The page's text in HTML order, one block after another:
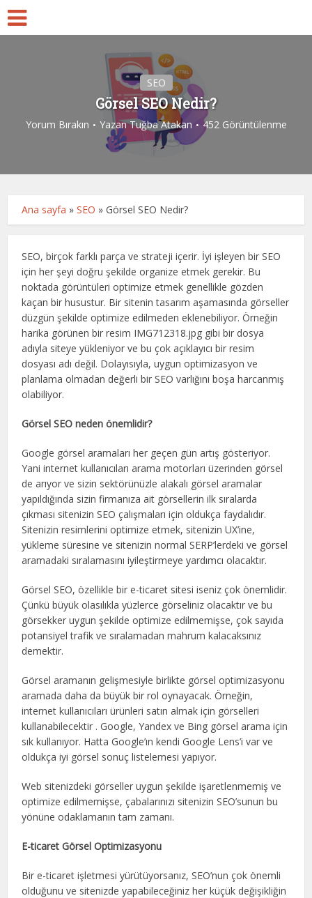
SEO
Görsel SEO Nedir?
Yorum Bırakın YazanTuğba Atakan 452 Görüntülenme
Ana sayfa »SEO »Görsel SEO Nedir?
SEO, birçok farklı parça ve strateji içerir. İyi işleyen bir SEO
için her şeyi doğru şekilde organize etmek gerekir. Bu
noktada görüntüleri optimize etmek genellikle gözden
kaçan bir husustur. Bir sitenin tasarım aşamasında görseller
düzgün şekilde optimize edilmeden eklenebiliyor. Örneğin
harika görünen bir resim IMG712318.jpg gibi bir dosya
adıyla siteye yükleniyor ve bu çok açıklayıcı bir resim
dosyası adı değil. Dolayısıyla, uygun optimizasyon ve
planlama olmadan değerli bir SEO varlığını boşa harcanmış
olabiliyor.
Görsel SEO neden önemlidir?
Google görsel aramaları her geçen gün artış gösteriyor.
Yani internet kullanıcıları arama motorları üzerinden görsel
de arıyor ve sizin sektörünüzle alakalı görsel aramalar
yapıldığında sizin firmanıza ait görsellerin ilk sıralarda
çıkması sitenizin SEO çalışmaları için oldukça faydalıdır.
Sitenizin resimlerini optimize etmek, sitenizin UX’ine,
yükleme süresine ve sitenizin normal SERP’lerdeki ve görsel
aramadaki sıralamasını iyileştirmeye yardımcı olacaktır.
Görsel SEO, özellikle bir e-ticaret sitesi iseniz çok önemlidir.
Çünkü büyük olasılıkla yüzlerce görseliniz olacaktır ve bu
görsekker uygun şekilde optimize edilmemişse, çok sayıda
potansiyel trafik ve sıralamadan mahrum kalacaksınız
demektir.
Görsel aramanın gelişmesiyle birlikte görsel optimizasyonu
aramada daha da büyük bir rol oynayacak. Örneğin,
internet kullanıcıları ürünleri satın almak için görselleri
kullanabilecektir . Google, Yandex ve Bing görsel arama için
sık kullanıyor. Hatta Google’ın kendi Google Lens’i var ve
oldukça iyi görsel sonuç listelemesi yapıyor.
Web sitenizdeki görseller uygun şekilde işaretlenmemiş ve
optimize edilmemişse, çabalarınızı sitenizin SEO’sunun bu
yönüne odaklamanın tam zamanı.
E-ticaret Görsel Optimizasyonu
Bir e-ticaret işletmesi yürütüyorsanız, SEO’nun çok önemli
olduğunu ve sitenizde yapabileceğiniz her küçük değişikliğin